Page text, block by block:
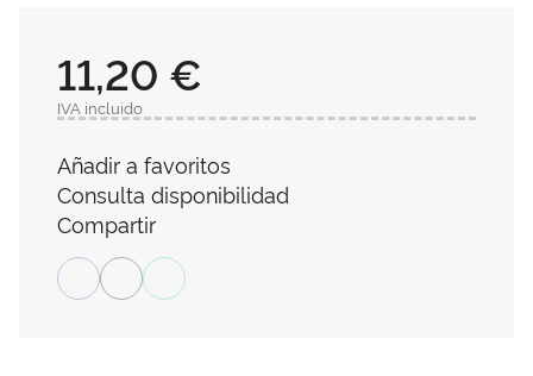
11,20 €
IVA incluido
Añadir a favoritos
Consulta disponibilidad
Compartir